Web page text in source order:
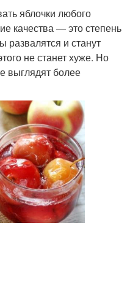
яблочки любого
качества — это степень
развалятся и станут
не станет хуже. Но
выглядят более